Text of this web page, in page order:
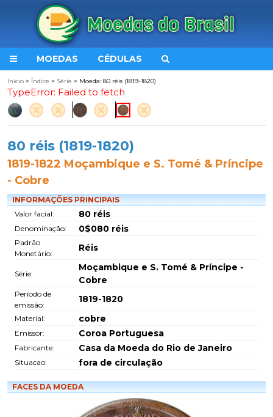
MOEDAS CÉDULAS
Início > Índice > Série > Moeda: 80 réis (1819-1820)
TypeError: Failed to fetch
80 réis (1819-1820)
1819-1822 Moçambique e S. Tomé & Príncipe
- Cobre
INFORMAÇÕES PRINCIPAIS
Valor facial:
80 réis
Denominação: 0$080 réis
Padrão
Monetário:
Réis
Série:
Moçambique e S. Tomé & Príncipe -
Cobre
Período de
emissão:
1819-1820
Material: cobre
Emissor: Coroa Portuguesa
Fabricante: Casa da Moeda do Rio de Janeiro
Situacao: fora de circulação
FACES DA MOEDA